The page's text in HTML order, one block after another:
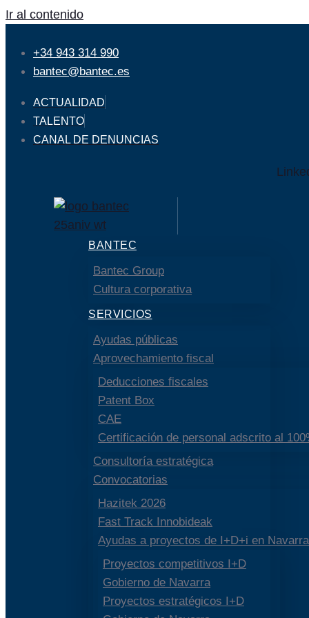
Ir al contenido
+34 943 314 990
bantec@bantec.es
ACTUALIDAD
TALENTO
CANAL DE DENUNCIAS
BANTEC
Bantec Group
Cultura corporativa
SERVICIOS
Ayudas públicas
Aprovechamiento fiscal
Deducciones fiscales
Patent Box
CAE
Certificación de personal adscrito al
Consultoría estratégica
Convocatorias
Hazitek 2026
Fast Track Innobideak
Ayudas a proyectos de I+D+i en Navarra
Proyectos competitivos I+D
Gobierno de Navarra
Proyectos estratégicos I+D